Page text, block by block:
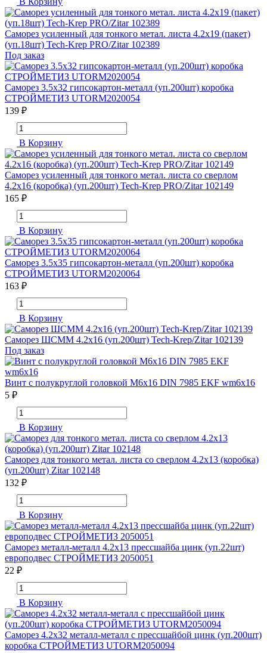
Саморез усиленный для тонкого метал. листа 4.2х19 (пакет)
(уп.18шт) Tech-Krep PRO/Zitar 102389
Под заказ
Саморез 3.5х32 гипсокартон-металл (уп.200шт) коробка
СТРОЙМЕТИЗ UTORM2020054
139 ₽
В Корзину
Саморез усиленный для тонкого метал. листа со сверлом
4.2х16 (коробка) (уп.200шт) Tech-Krep PRO/Zitar 102149
165 ₽
В Корзину
Саморез 3.5х35 гипсокартон-металл (уп.200шт) коробка
СТРОЙМЕТИЗ UTORM2020064
163 ₽
В Корзину
Саморез ШСММ 4.2х16 (уп.200шт) Tech-Krep/Zitar 102139
Под заказ
Винт с полукруглой головкой М6х16 DIN 7985 EKF wm6x16
5 ₽
В Корзину
Саморез для тонкого метал. листа со сверлом 4.2х13 (коробка)
(уп.200шт) Zitar 102148
132 ₽
В Корзину
Саморез металл-металл 4.2х13 прессшайба цинк (уп.22шт)
европодвес СТРОЙМЕТИЗ 2050051
22 ₽
В Корзину
Саморез 4.2х32 металл-металл с прессшайбой цинк (уп.200шт)
коробка СТРОЙМЕТИЗ UTORM2050094